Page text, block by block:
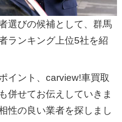
選びの候補として、群馬
ランキング上位5社を紹
イント、carview!車買取
併せてお伝えしていきま
性の良い業者を探しまし